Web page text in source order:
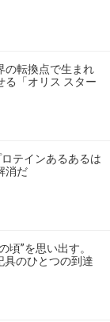
の転換点で生まれ
る「オリス スター
テインあるあるは
消だ
頃”を思い出す。
具のひとつの到達